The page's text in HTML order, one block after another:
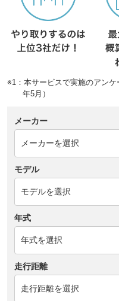
※1：本サービスで実施のアン
年5月）
メーカー
モデル
年式
走行距離